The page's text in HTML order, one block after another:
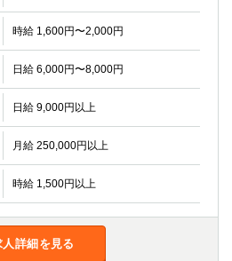
時給 1,600円〜2,000円
日給 6,000円〜8,000円
日給 9,000円以上
月給 250,000円以上
時給 1,500円以上
人詳細を見る
下赤塚
三鷹
浅草
幡ヶ谷
久米川
西麻布